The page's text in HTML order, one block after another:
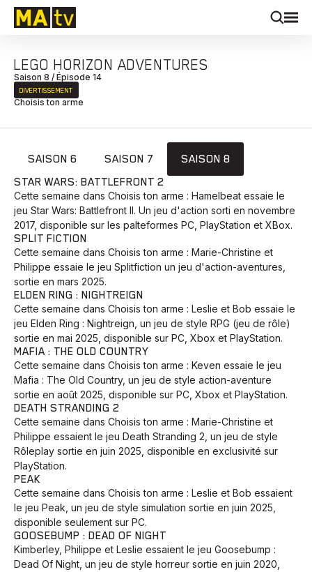
LEGO HORIZON ADVENTURES
Saison 8 / Épisode 14
DIVERTISSEMENT
Choisis ton arme
SAISON 6 SAISON 7
SAISON 8
STAR WARS: BATTLEFRONT 2
Cette semaine dans Choisis ton arme : Hamelbeat essaie le
jeu Star Wars: Battlefront II. Un jeu d'action sorti en novembre
2017, disponible sur les palteformes PC, PlayStation et XBox.
SPLIT FICTION
Cette semaine dans Choisis ton arme : Marie-Christine et
Philippe essaie le jeu Splitfiction un jeu d'action-aventures,
sortie en mars 2025.
ELDEN RING : NIGHTREIGN
Cette semaine dans Choisis ton arme : Leslie et Bob essaie le
jeu Elden Ring : Nightreign, un jeu de style RPG (jeu de rôle)
sortie en mai 2025, disponible sur PC, Xbox et PlayStation.
MAFIA : THE OLD COUNTRY
Cette semaine dans Choisis ton arme : Keven essaie le jeu
Mafia : The Old Country, un jeu de style action-aventure
sortie en août 2025, disponible sur PC, Xbox et PlayStation.
DEATH STRANDING 2
Cette semaine dans Choisis ton arme : Marie-Christine et
Philippe essaient le jeu Death Stranding 2, un jeu de style
Rôleplay sortie en juin 2025, disponible en exclusivité sur
PlayStation.
PEAK
Cette semaine dans Choisis ton arme : Leslie et Bob essaient
le jeu Peak, un jeu de style simulation sortie en juin 2025,
disponible seulement sur PC.
GOOSEBUMP : DEAD OF NIGHT
Kimberley, Philippe et Leslie essaient le jeu Goosebump :
Dead Of Night, un jeu de style horreur sortie en juin 2020,